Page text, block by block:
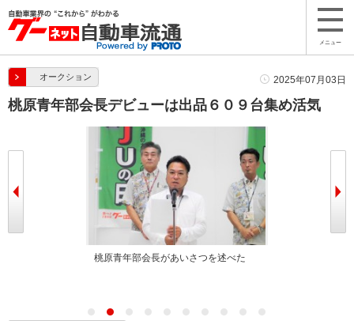
メニュー
オークション 2025年07月03日
桃原青年部会長デビューは出品６０９台集め活気
桃原青年部会長があいさつを述べた